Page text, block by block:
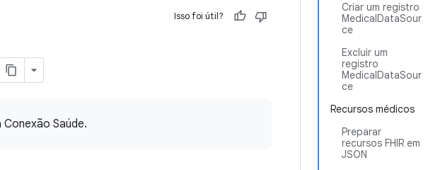
Criar um registro
MedicalDataSour
ce
Excluir um
registro
MedicalDataSour
ce
Recursos médicos
Preparar
recursos FHIR em
JSON
Isso foi útil?
Saúde.